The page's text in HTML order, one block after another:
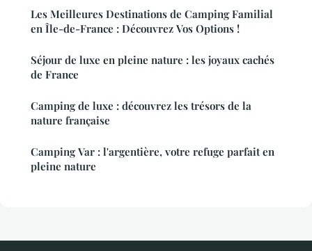
Les Meilleures Destinations de Camping Familial
en Île-de-France : Découvrez Vos Options !
Séjour de luxe en pleine nature : les joyaux cachés
de France
Camping de luxe : découvrez les trésors de la
nature française
Camping Var : l'argentière, votre refuge parfait en
pleine nature